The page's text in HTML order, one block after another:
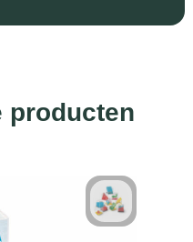
producten